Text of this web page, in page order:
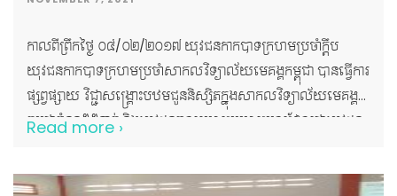
កាលពីព្រឹកថ្ងៃ ០៤/០២/២០១៧ យុវជនកាកបាទក្រហមប្រចាំក្តឹប
យុវជនកាកបាទក្រហមប្រចាំសាកលវិទ្យាល័យមេគង្គកម្ពុជា បានធ្វើការ
ផ្សព្វផ្សាយ វិជ្ជាសង្គ្រោះបឋមជូននិស្សិតក្នុងសាកលវិទ្យាល័យមេគង្គ
កម្ពុជាចំនួន៥៥នាក់ និងយុវជនចូលរួមសម្របសម្រួលដែលជាយុវជន
និងក្តីសប្បាយរីករាយ!!!
Read more ›